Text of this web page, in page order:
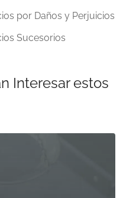
por Daños y Perjuicios
Sucesorios
Interesar estos